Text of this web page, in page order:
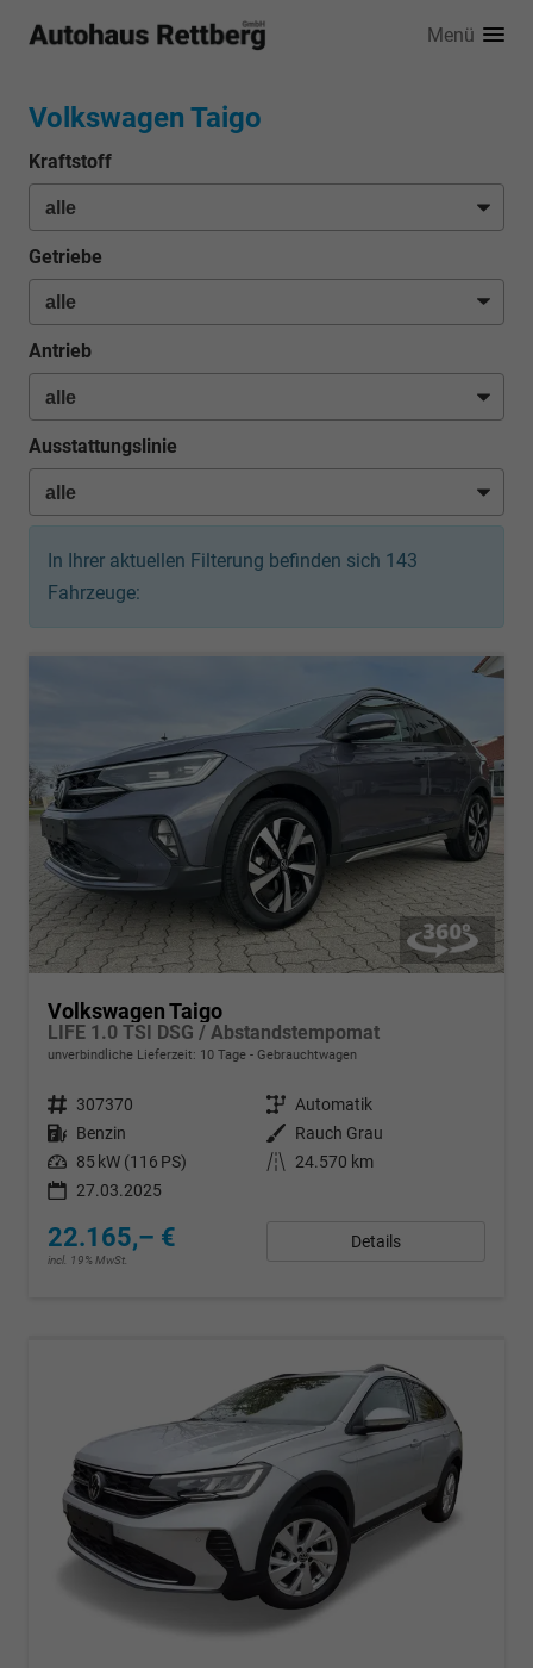
Menü
Volkswagen Taigo
Kraftstoff
Getriebe
Antrieb
Ausstattungslinie
In Ihrer aktuellen Filterung befinden sich 143
Fahrzeuge:
Volkswagen Taigo
LIFE 1.0 TSI DSG / Abstandstempomat
unverbindliche Lieferzeit: 10 Tage Gebrauchtwagen
Fahrzeugnr. 307370 Getriebe Automatik
Kraftstoff Benzin Außenfarbe
Rauch Grau
Leistung 85 kW (116 PS) Kilometerstand
24.570 km
27.03.2025
22.165,– €
incl. 19% MwSt.
Details